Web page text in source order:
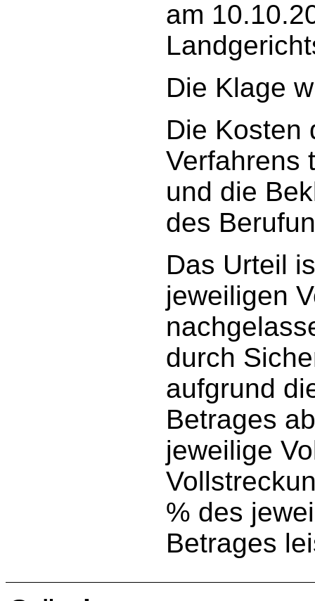
am
Die Klage
Die Kosten
Verfahrens
und die
des
Das Urteil
jeweiligen
durch
aufgrund
Betrages
jeweilige
% des
Betrages